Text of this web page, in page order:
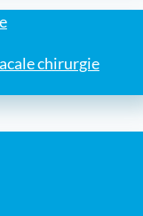
chirurgie